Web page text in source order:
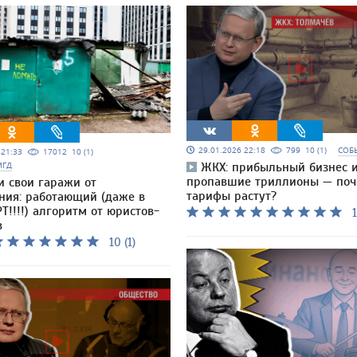
17012 10 (1)
свои гаражи от
работающий (даже в
алгоритм от юристов-
10 (1)
29.01.2026 22:18 799 10 (1)
ЖКХ: прибыльный бизнес
пропавшие триллионы —
тарифы растут?